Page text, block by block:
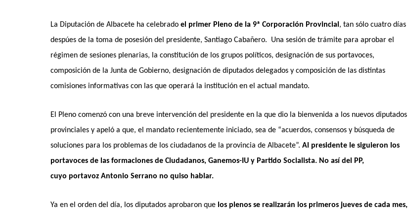
La Diputación de Albacete ha celebrado el primer Pleno de la 9ª Corporación Provincial , tan sólo cuatro días
despúes de la toma de posesión del presidente, Santiago Cabañero. Una sesión de trámite para aprobar el
régimen de sesiones plenarias, la constitución de los grupos políticos, designación de sus portavoces,
composición de la Junta de Gobierno, designación de diputados delegados y composición de las distintas
comisiones informativas con las que operará la institución en el actual mandato.
El Pleno comenzó con una breve intervención del presidente en la que dio la bienvenida a los nuevos diputados
provinciales y apeló a que, el mandato recientemente iniciado, sea de “acuerdos, consensos y búsqueda de
soluciones para los problemas de los ciudadanos de la provincia de Albacete”. Al presidente le siguieron los
portavoces de las formaciones de Ciudadanos, Ganemos-IU y Partido Socialista. No así del PP,
cuyo portavoz Antonio Serrano no quiso hablar.
Ya en el orden del día, los diputados aprobaron que los plenos se realizarán los primeros jueves de cada mes,